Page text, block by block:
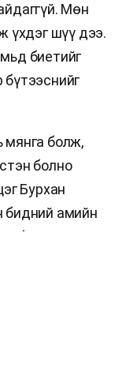
Мөн
үхдэг шүү дээ.
биетийг
бүтээснийг
мянга болж,
болно
Бурхан
бидний амийн
байх ийм агуу